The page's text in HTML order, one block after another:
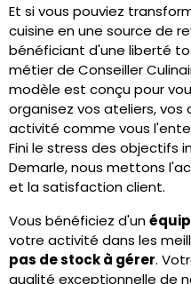
Et si vous pouviez
cuisine en une source de
bénéficiant d'une liberté
métier de Conseiller
modèle est conçu pour
organisez vos ateliers,
activité comme vous
Fini le stress des objectifs
Demarle, nous mettons
et la satisfaction client.
Vous bénéficiez d'un
votre activité dans les
pas de stock à gérer.
qualité exceptionnelle de